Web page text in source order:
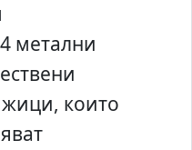
метални
които